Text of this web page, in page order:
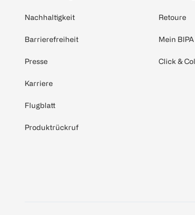
Nachhaltigkeit
Barrierefreiheit
Presse
Karriere
Flugblatt
Produktrückruf
Retoure
Mein
Click &